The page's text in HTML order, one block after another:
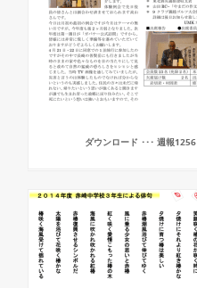
ダウンロード ･･･ 週報1256